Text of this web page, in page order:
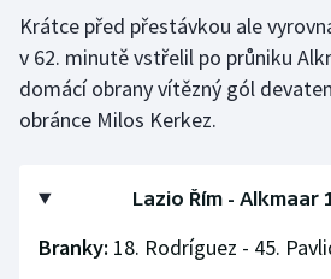
Lezení
Lyže a snowboard
Motorsport
Olympijské hry
Krátce před přestávkou ale
v 62. minutě vstřelil po průniku
domácí obrany vítězný gól
obránce Milos Kerkez.
Lazio Řím - Alkmaar
Branky: 18. Rodríguez - 45.